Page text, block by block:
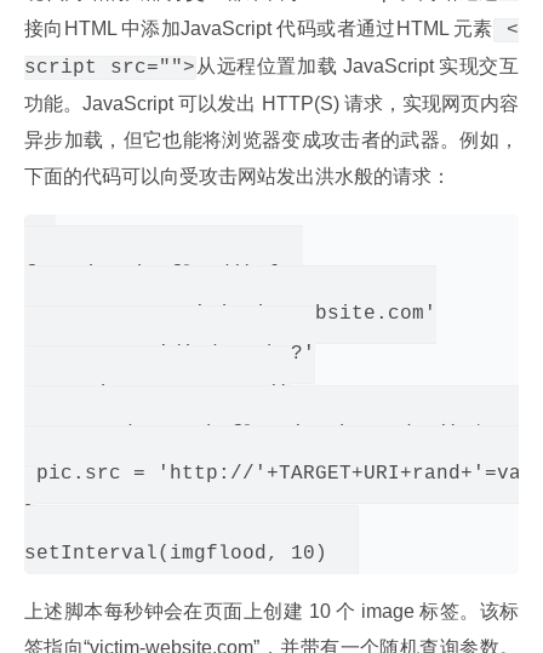
接向HTML 中添加JavaScript 代码或者通过HTML 元素
<
script src=""> 从远程位置加载 JavaScript 实现交互
功能。JavaScript 可以发出 HTTP(S) 请求，实现网页内容
异步加载，但它也能将浏览器变成攻击者的武器。例如，
下面的代码可以向受攻击网站发出洪水般的请求：
var TARGET = 'victim-website.com'
var URI = '/index.php?'
pic.src = 'http://
上述脚本每秒钟会在页面上创建 10 个 image 标签。该标
签指向“victim-website.com”，并带有一个随机查询参数。